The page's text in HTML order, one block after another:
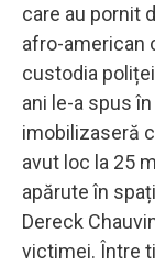
care au pornit
afro-american
custodia
ani le-a spus
imobilizaseră
avut loc la 25
apărute în
Dereck
victimei. Între